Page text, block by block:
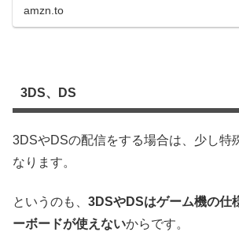
amzn.to
3DS、DS
3DSやDSの配信をする場合は、少し特
なります。
というのも、 3DSやDSはゲーム機の仕
ーボードが使えないからです。